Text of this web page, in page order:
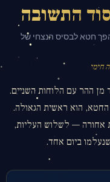
התשובה
חטא לבסיס הנצחי של
חימי
מן ההר עם הלוחות השניים.
החטא, הוא ראשית הגאולה.
אחורה — לשלוש העליות,
ביום אחד.